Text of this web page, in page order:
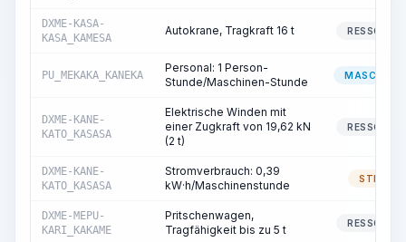
DXME-KASA-
KASA_KAMESA
Autokrane, Tragkraft 16 t
PU_MEKAKA_KANEKA
Personal: 1 Person-
Stunde/Maschinen-Stunde
DXME-KANE-
KATO_KASASA
Elektrische Winden mit
einer Zugkraft von 19,62 kN
(2 t)
DXME-KANE-
KATO_KASASA
Stromverbrauch: 0,39
kW·h/Maschinenstunde
STROM
DXME-MEPU-
KARI_KAKAME
Pritschenwagen,
Tragfähigkeit bis zu 5 t